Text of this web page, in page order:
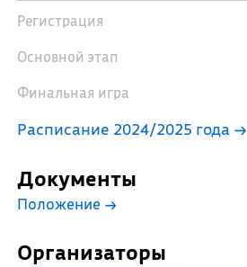
Регистрация
Основной этап
Финальная игра
Расписание 2024/2025 года →
Документы
Положение →
Организаторы